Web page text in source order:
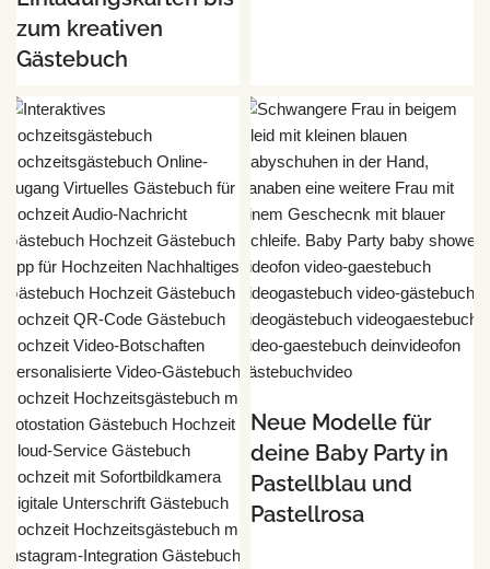
zum kreativen
Gästebuch
Neue Modelle für
deine Baby Party in
Pastellblau und
Pastellrosa